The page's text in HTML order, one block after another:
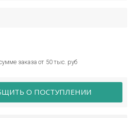
заказа от 50 тыс. руб
О ПОСТУПЛЕНИИ